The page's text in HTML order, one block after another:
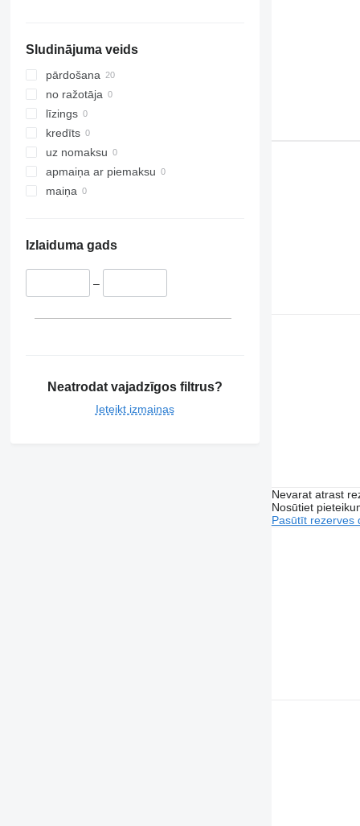
Sludinājuma veids
pārdošana
no ražotāja
līzings
kredīts
uz nomaksu
apmaiņa ar piemaksu
maiņa
Izlaiduma gads
–
Neatrodat vajadzīgos filtrus?
Ieteikt izmaiņas
Nevarat atrast
Nosūtiet
Pasūtīt rezerves